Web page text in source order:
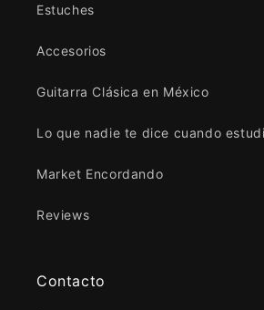
Estuches
Accesorios
Guitarra Clásica en México
Lo que nadie te dice cuando
Market Encordando
Reviews
Contacto